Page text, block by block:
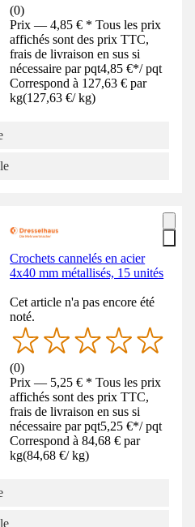
(0)
Prix — 4,85 € * Tous les prix
affichés sont des prix TTC,
frais de livraison en sus si
nécessaire par pqt4,85 €*/ pqt
Correspond à 127,63 € par
kg(127,63 €/ kg)
Crochets cannelés en acier
4x40 mm métallisés, 15 unités
Cet article n'a pas encore été
noté.
(0)
Prix — 5,25 € * Tous les prix
affichés sont des prix TTC,
frais de livraison en sus si
nécessaire par pqt5,25 €*/ pqt
Correspond à 84,68 € par
kg(84,68 €/ kg)